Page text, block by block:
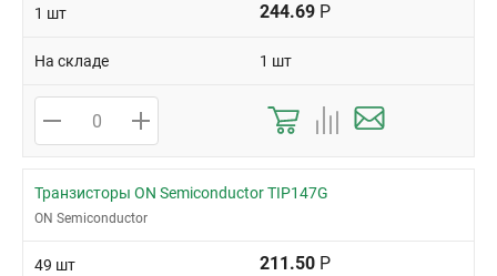
1 шт 244.69 Р
На складе 1 шт
Транзисторы ON Semiconductor TIP147G
ON Semiconductor
49 шт 211.50 Р